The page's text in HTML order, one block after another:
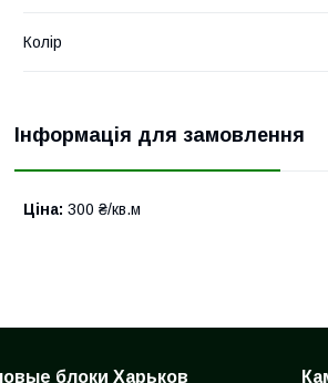
Колір
Інформація для замовлення
Ціна: 300 ₴/кв.м
блоки Харьков